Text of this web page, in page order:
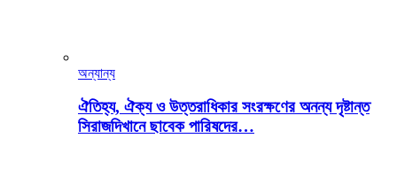
অন্যান্য
ঐতিহ্য, ঐক্য ও উত্তরাধিকার সংরক্ষণের অনন্য দৃষ্টান্ত
সিরাজদিখানে ছাবেক পারিষদের…